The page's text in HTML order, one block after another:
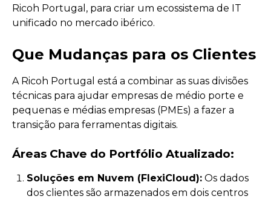
Ricoh Portugal, para criar um ecossistema de IT
unificado no mercado ibérico.
Que Mudanças para os Clientes
A Ricoh Portugal está a combinar as suas divisões
técnicas para ajudar empresas de médio porte e
pequenas e médias empresas (PMEs) a fazer a
transição para ferramentas digitais.
Áreas Chave do Portfólio Atualizado:
Soluções em Nuvem (FlexiCloud): Os dados
dos clientes são armazenados em dois centros